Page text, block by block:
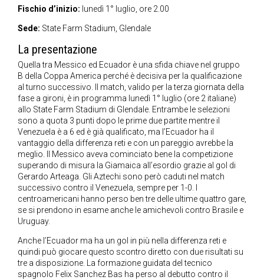
Fischio d’inizio: lunedì 1° luglio, ore 2.00
Sede: State Farm Stadium, Glendale
La presentazione
Quella tra Messico ed Ecuador è una sfida chiave nel gruppo
B della Coppa America perché è decisiva per la qualificazione
al turno successivo. Il match, valido per la terza giornata della
fase a gironi, è in programma lunedì 1° luglio (ore 2 italiane)
allo State Farm Stadium di Glendale. Entrambe le selezioni
sono a quota 3 punti dopo le prime due partite mentre il
Venezuela è a 6 ed è già qualificato, ma l’Ecuador ha il
vantaggio della differenza reti e con un pareggio avrebbe la
meglio. Il Messico aveva cominciato bene la competizione
superando di misura la Giamaica all’esordio grazie al gol di
Gerardo Arteaga. Gli Aztechi sono però caduti nel match
successivo contro il Venezuela, sempre per 1-0. I
centroamericani hanno perso ben tre delle ultime quattro gare,
se si prendono in esame anche le amichevoli contro Brasile e
Uruguay.
Anche l’Ecuador ma ha un gol in più nella differenza reti e
quindi può giocare questo scontro diretto con due risultati su
tre a disposizione. La formazione guidata del tecnico
spagnolo Felix Sanchez Bas ha perso al debutto contro il